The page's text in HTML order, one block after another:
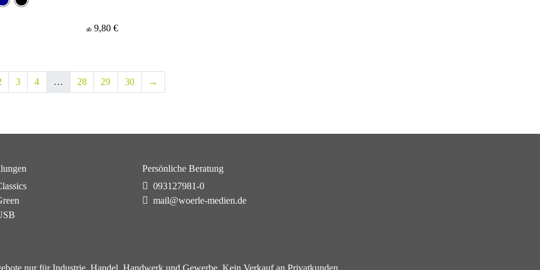
ab 9,80 €
3 4 … 28 29 30 →
Persönliche Beratung
093127981-0
mail@woerle-medien.de
nur für Industrie, Handel, Handwerk und Gewerbe. Kein Verkauf an Privatkunden.